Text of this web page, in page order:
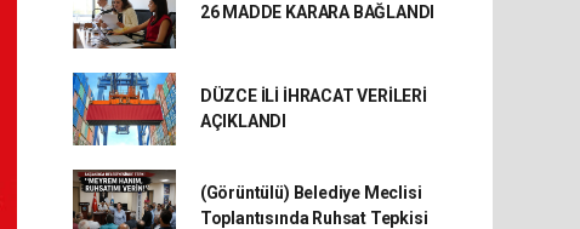
26 MADDE KARARA BAĞLANDI
DÜZCE İLİ İHRACAT VERİLERİ
AÇIKLANDI
(Görüntülü) Belediye Meclisi
Toplantısında Ruhsat Tepkisi